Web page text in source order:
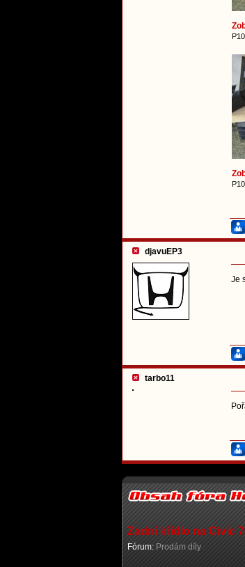
djavuEP3
Je
tarbo11
Zadní křídlo na Civic
Fórum: Prodám díly